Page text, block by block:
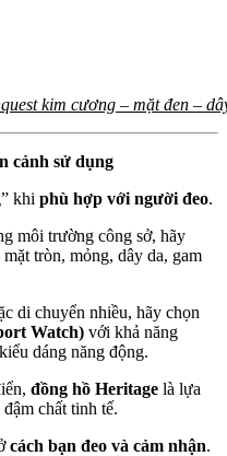
kim cương – mặt đen –
cảnh sử dụng
khi phù hợp với người đeo.
môi trường công sở, hãy
mặt tròn, mỏng, dây da, gam
di chuyển nhiều, hãy chọn
Watch) với khả năng
dáng năng động.
đồng hồ Heritage là lựa
chất tinh tế.
cách bạn đeo và cảm nhận.